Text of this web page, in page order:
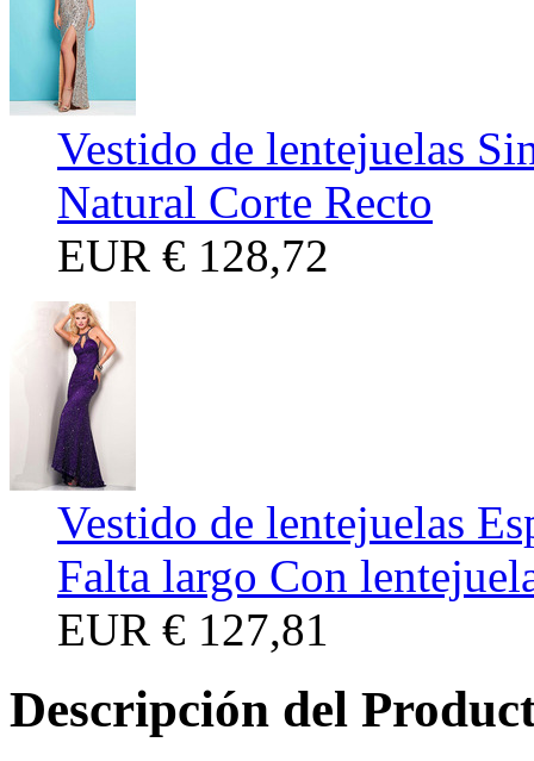
Vestido de lentejuelas
Natural Corte Recto
EUR € 128,72
Vestido de lentejuelas
Falta largo Con
EUR € 127,81
Descripción del